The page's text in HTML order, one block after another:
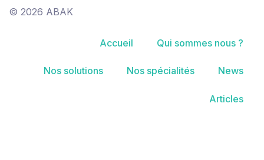
© 2026 ABAK
Accueil Qui sommes nous ?
Nos solutions Nos spécialités News
Articles